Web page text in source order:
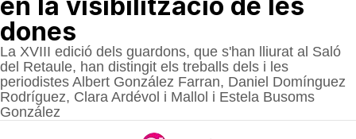
dones
La XVIII edició dels guardons, que s'han lliurat al Saló
del Retaule, han distingit els treballs dels i les
periodistes Albert González Farran, Daniel Domínguez
Rodríguez, Clara Ardévol i Mallol i Estela Busoms
González